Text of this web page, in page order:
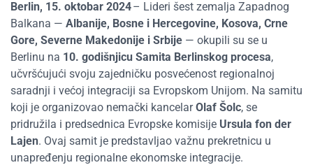
Berlin, 15. oktobar 2024– Lideri šest zemalja Zapadnog
Balkana — Albanije, Bosne i Hercegovine, Kosova, Crne
Gore, Severne Makedonije i Srbije — okupili su se u
Berlinu na 10. godišnjicu Samita Berlinskog procesa,
učvršćujući svoju zajedničku posvećenost regionalnoj
saradnji i većoj integraciji sa Evropskom Unijom. Na samitu
koji je organizovao nemački kancelarOlaf Šolc, se
pridružila i predsednica Evropske komisije Ursula fon der
Lajen. Ovaj samit je predstavljao važnu prekretnicu u
unapređenju regionalne ekonomske integracije.